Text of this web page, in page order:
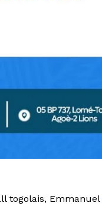
togolais, Emmanuel